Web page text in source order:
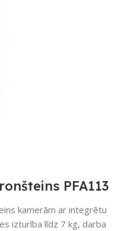
PFA113
kamerām ar integrētu
izturība līdz 7 kg, darba